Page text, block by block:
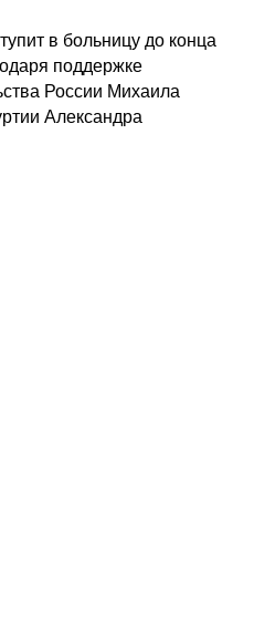
в больницу до конца
поддержке
России Михаила
Александра